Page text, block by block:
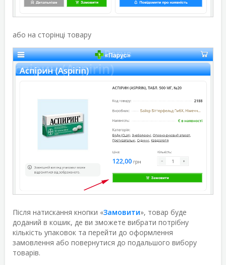
або на сторінці товару
Після натискання кнопки «Замовити», товар буде
доданий в кошик, де ви зможете вибрати потрібну
кількість упаковок та перейти до оформлення
замовлення або повернутися до подальшого вибору
товарів.